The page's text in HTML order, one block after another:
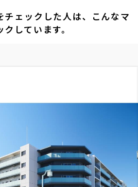
チェックした人は、こんなマ
しています。